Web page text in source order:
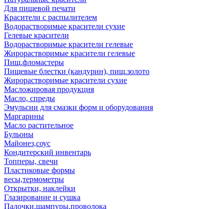
Для пищевой печати
Красители с распылителем
Водорастворимые красители сухие
Гелевые красители
Водорастворимые красители гелевые
Жирорастворимые красители гелевые
Пищ.фломастеры
Пищевые блестки (кандурин), пищ.золото
Жирорастворимые красители сухие
Масложировая продукция
Масло, спреды
Эмульсии для смазки форм и оборудования
Маргарины
Масло растительное
Бульоны
Майонез,соус
Кондитерский инвентарь
Топперы, свечи
Пластиковые формы
весы,термометры
Открытки, наклейки
Глазирование и сушка
Палочки,шампуры,проволока